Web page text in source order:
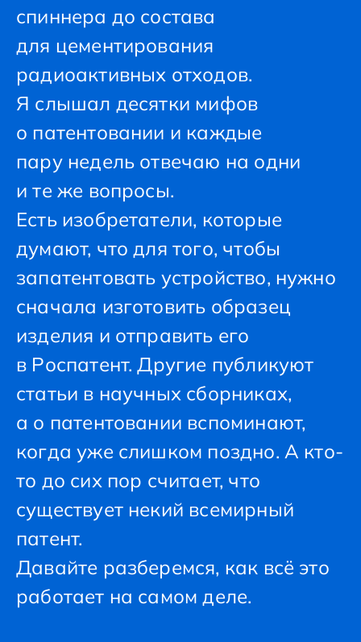
спиннера до состава
для цементирования
радиоактивных отходов.
Я слышал десятки мифов
о патентовании и каждые
пару недель отвечаю на одни
и те же вопросы.
Есть изобретатели, которые
думают, что для того, чтобы
запатентовать устройство, нужно
сначала изготовить образец
изделия и отправить его
в Роспатент. Другие публикуют
статьи в научных сборниках,
а о патентовании вспоминают,
когда уже слишком поздно. А кто-
то до сих пор считает, что
существует некий всемирный
патент.
Давайте разберемся, как всё это
работает на самом деле.